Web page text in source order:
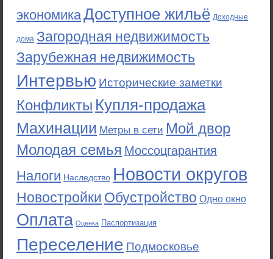
экономикаДоступное жильё Доходные
дома Загородная недвижимость
Зарубежная недвижимость
Интервью Исторические заметки
Конфликты Купля-продажа
Махинации Метры в сети Мой двор
Молодая семья Моссоцгарантия
Налоги Наследство Новости округов
Новостройки Обустройство Одно окно
Оплата Оценка Паспортизация
Переселение Подмосковье